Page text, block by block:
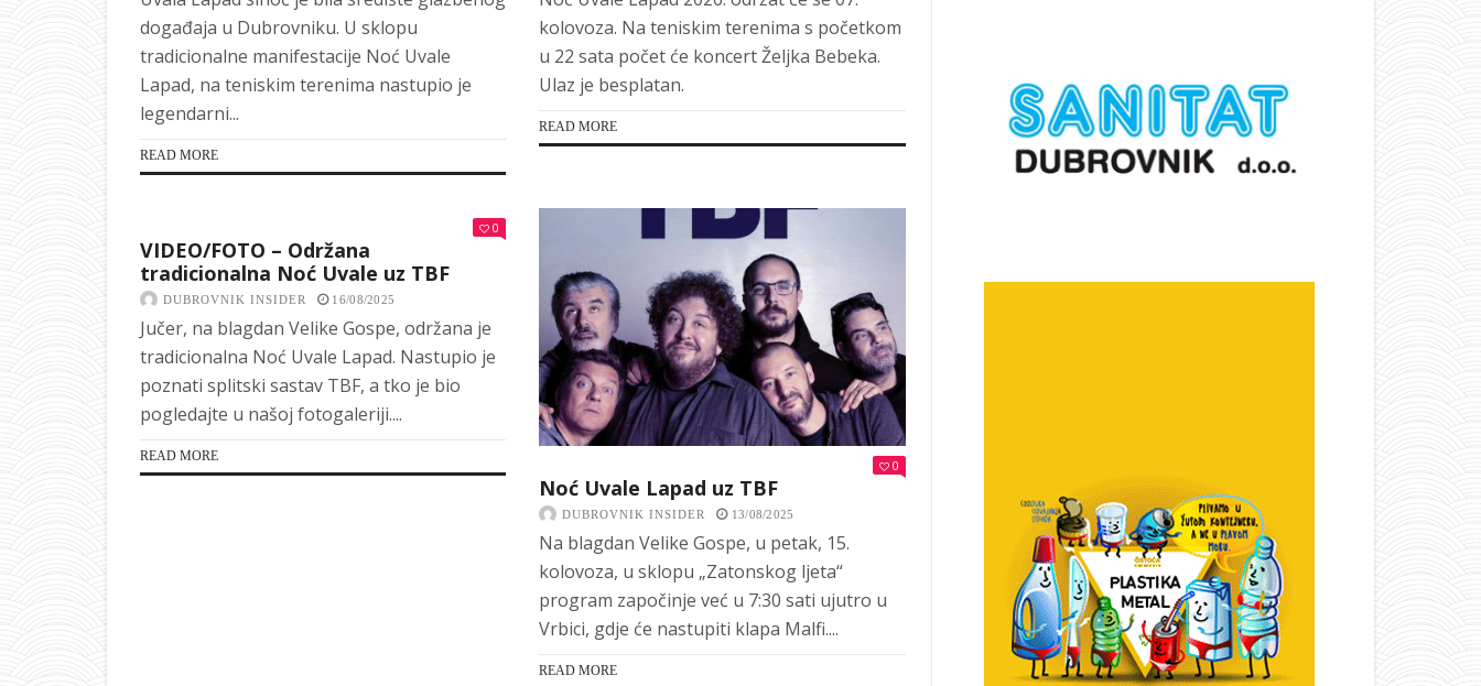
događaja u Dubrovniku. U sklopu
tradicionalne manifestacije Noć Uvale
Lapad, na teniskim terenima nastupio je
legendarni...
READ MORE
kolovoza. Na teniskim terenima s početkom
u 22 sata počet će koncert Željka Bebeka.
Ulaz je besplatan.
READ MORE
0
VIDEO/FOTO – Održana
tradicionalna Noć Uvale uz TBF
DUBROVNIK INSIDER 16/08/2025
Jučer, na blagdan Velike Gospe, održana je
tradicionalna Noć Uvale Lapad. Nastupio je
poznati splitski sastav TBF, a tko je bio
pogledajte u našoj fotogaleriji....
READ MORE
0
Noć Uvale Lapad uz TBF
DUBROVNIK INSIDER 13/08/2025
Na blagdan Velike Gospe, u petak, 15.
kolovoza, u sklopu „Zatonskog ljeta“
program započinje već u 7:30 sati ujutro u
Vrbici, gdje će nastupiti klapa Malfi....
READ MORE